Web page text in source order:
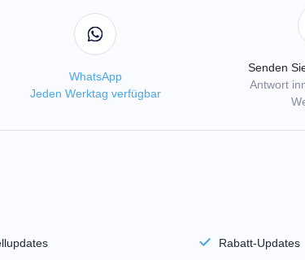
WhatsApp
Jeden Werktag verfügbar
Senden
Antwort
Rabatt-Updates